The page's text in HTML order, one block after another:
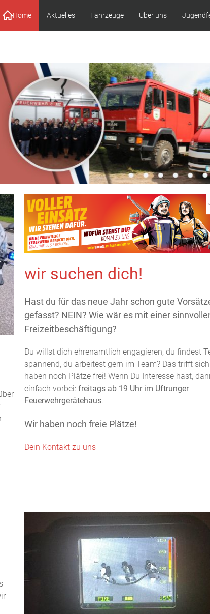
Home Aktuelles Fahrzeuge Über uns
wir suchen dich!
Hast du für das neue Jahr schon gute
gefasst? NEIN? Wie wär es mit einer
Freizeitbeschäftigung?
Du willst dich ehrenamtlich engagieren, du findest
spannend, du arbeitest gern im Team? Das trifft
haben noch Plätze frei! Wenn Du Interesse hast,
einfach vorbei: freitags ab 19 Uhr im Uftrunger
Feuerwehrgerätehaus.
Wir haben noch freie Plätze!
Dein Kontakt zu uns